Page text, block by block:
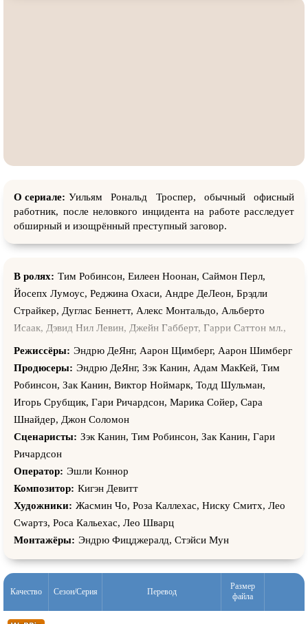
О сериале: Уильям Рональд Троспер, обычный офисный
работник, после неловкого инцидента на работе расследует
обширный и изощрённый преступный заговор.
В ролях: Тим Робинсон, Еилеен Ноонан, Саймон Перл,
Йосепх Лyмоус, Реджина Охаси, Андре ДеЛеон, Брэдли
Страйкер, Дуглас Беннетт, Алекс Монтальдо, Альберто
Исаак, Дэвид Нил Левин, Джейн Габберт, Гарри Саттон мл.,
Адриана Альвеарио, Кэрол Денис Джонс, Джой Декер, Рич
Дува, Джеймс Томас Блиф, Аллан Гринберг, Эррик
Тустенуггее, София Лиллис, Лэйк Белл, Лу Даймонд Филлипс,
Джозеф Тудиско, Боб Лещак, Сулейма Гевара, Муни
Фишбёрн, Лейк Белл, Уилл Прайс, Гло Таварес, Амелия
Кэмпбелл, Тим Смоллвуд, Бардия Салими, Виктор Чан,
Джеймс Дауни, Эванджелин Джонс, Торри Хэнсон, Софи
Цукер, Эндрю Фицджералд, Коннер О’Мэлли, Зак Канин,
Делисса Рейнольдс, Ричард Марк Джордан, Гари Ричардсон,
Карен Коллаццо, Стэйси Мун, Джаред Вайсман
Режиссёры: Эндрю ДеЯнг, Аарон Щимберг, Аарон Шимберг
Продюсеры: Эндрю ДеЯнг, Зэк Канин, Адам МакКей, Тим
Робинсон, Зак Канин, Виктор Ноймарк, Тодд Шульман,
Игорь Срубщик, Гари Ричардсон, Марика Сойер, Сара
Шнайдер, Джон Соломон
Сценаристы: Зэк Канин, Тим Робинсон, Зак Канин, Гари
Ричардсон
Оператор: Эшли Коннор
Композитор: Кигэн Девитт
Художники: Жасмин Чо, Роза Каллехас, Ниcкy Смитх, Лео
Сwартз, Роса Кальехас, Лео Шварц
Монтажёры: Эндрю Фицджералд, Стэйси Мун
Качество Сезон/Серия Перевод
Размер
файла